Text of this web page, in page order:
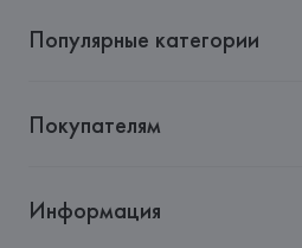
Популярные категории
Покупателям
Информация